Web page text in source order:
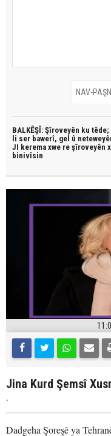
BALKÊŞÎ: Şîroveyên ku têde;
li ser bawerî, gel û
JI kerema xwe re şîroveyên
binivîsin
Jina Kurd Şemsî
.
Dadgeha Şoreşê ya